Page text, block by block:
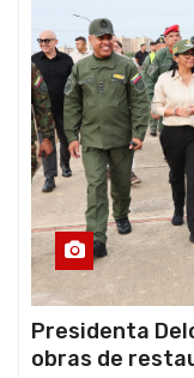
Presidenta
obras de